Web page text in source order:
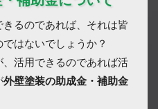
るのであれば、それは皆
はないでしょうか？
活用できるのであれば活
外壁塗装の助成金・補助金